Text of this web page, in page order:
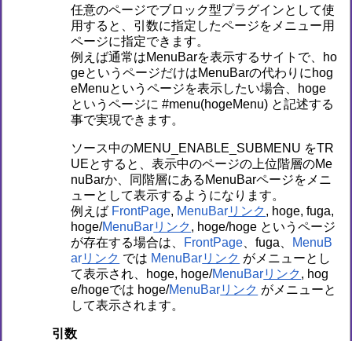
任意のページでブロック型プラグインとして使
用すると、引数に指定したページをメニュー用
ページに指定できます。
例えば通常はMenuBarを表示するサイトで、ho
geというページだけはMenuBarの代わりにhog
eMenuというページを表示したい場合、hoge
というページに #menu(hogeMenu) と記述する
事で実現できます。
ソース中のMENU_ENABLE_SUBMENU をTR
UEとすると、表示中のページの上位階層のMe
nuBarか、同階層にあるMenuBarページをメニ
ューとして表示するようになります。
例えば FrontPage, MenuBar
, hoge, fuga,
hoge/MenuBar
, hoge/hoge というページ
が存在する場合は、
FrontPage 、fuga、
MenuB
ar
では MenuBar
がメニューとし
て表示され、hoge, hoge/MenuBar
, hog
e/hogeでは hoge/MenuBar
がメニューと
して表示されます。
引数